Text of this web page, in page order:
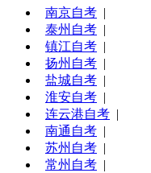
南京自考 |
泰州自考 |
镇江自考 |
扬州自考 |
盐城自考 |
淮安自考 |
连云港自考 |
南通自考 |
苏州自考 |
常州自考 |